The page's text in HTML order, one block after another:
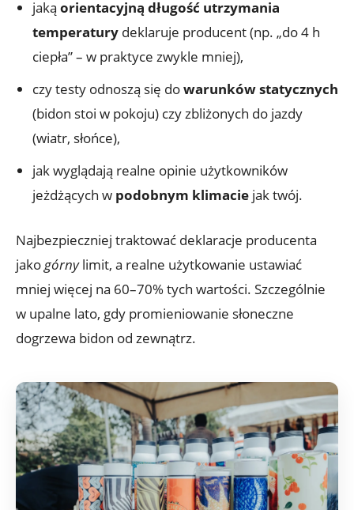
jaką orientacyjną długość utrzymania
temperatury deklaruje producent (np. „do 4 h
ciepła” – w praktyce zwykle mniej),
czy testy odnoszą się dowarunków statycznych
(bidon stoi w pokoju) czy zbliżonych do jazdy
(wiatr, słońce),
jak wyglądają realne opinie użytkowników
jeżdżących w podobnym klimacie jak twój.
Najbezpieczniej traktować deklaracje producenta
jakogórnylimit, a realne użytkowanie ustawiać
mniej więcej na 60–70% tych wartości. Szczególnie
w upalne lato, gdy promieniowanie słoneczne
dogrzewa bidon od zewnątrz.